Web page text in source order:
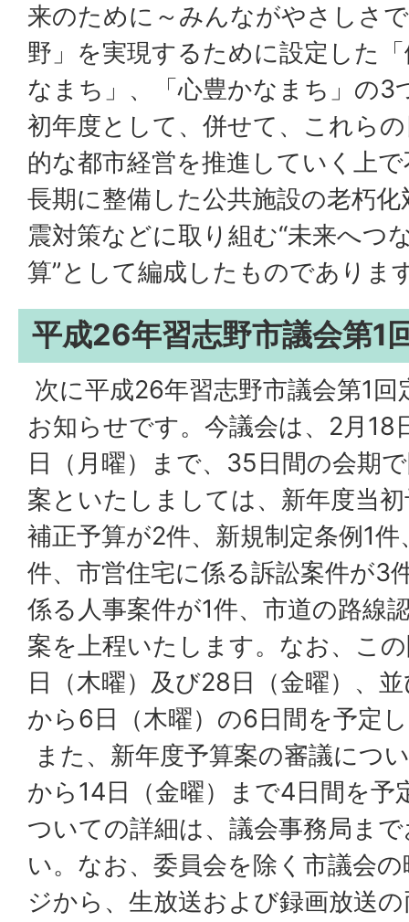
来のために～みんながやさしさ
野」を実現するために設定した
なまち」、「心豊かなまち」の3
初年度として、併せて、これら
的な都市経営を推進していく上
長期に整備した公共施設の老朽
震対策などに取り組む“未来へつ
算”として編成したものでありま
平成26年習志野市議会第1
次に平成26年習志野市議会第1
お知らせです。今議会は、2月18
日（月曜）まで、35日間の会期
案といたしましては、新年度当
補正予算が2件、新規制定条例1
件、市営住宅に係る訴訟案件が3
係る人事案件が1件、市道の路線
案を上程いたします。なお、こ
日（木曜）及び28日（金曜）、
から6日（木曜）の6日間を予定
また、新年度予算案の審議につ
から14日（金曜）まで4日間を予
ついての詳細は、議会事務局ま
い。なお、委員会を除く市議会
ジから、生放送および録画放送